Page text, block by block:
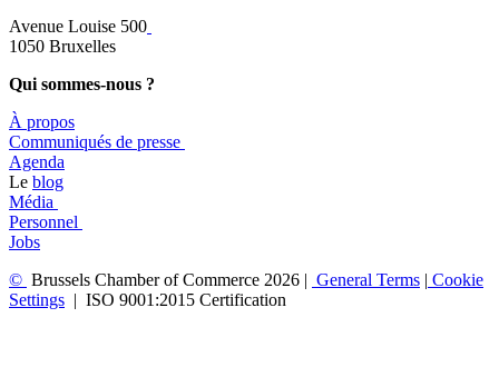
Avenue Louise 500
​1050 Bruxelles
Qui sommes-nous ?
À propos
​​Communiqués de presse
​Agenda
​​Le blog
​Média
Personnel
Jobs
© Brussels Chamber of Commerce 2026 | General Terms | Cookie
Settings | ISO 9001:2015 Certification